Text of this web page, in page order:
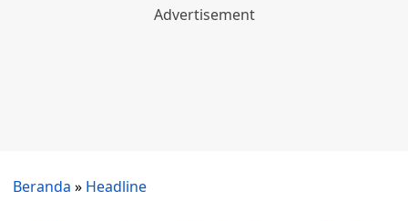
Beranda » Headline